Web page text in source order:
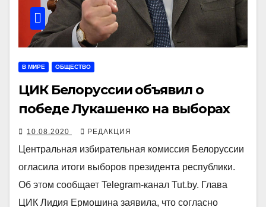
В МИРЕ ОБЩЕСТВО
ЦИК Белоруссии объявил о
победе Лукашенко на выборах
10.08.2020 РЕДАКЦИЯ
Центральная избирательная комиссия Белоруссии
огласила итоги выборов президента республики.
Об этом сообщает Telegram-канал Tut.by. Глава
ЦИК Лидия Ермошина заявила, что согласно